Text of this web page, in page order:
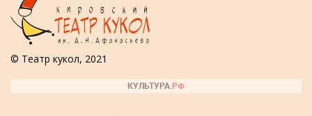
© Театр кукол, 2021